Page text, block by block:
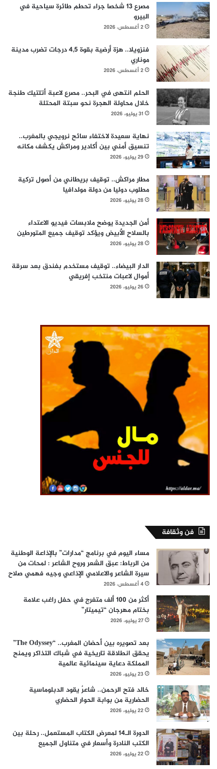
مصرع 13 شخصا جراء تحطم طائرة سياحية في
البيرو
2 أغسطس، 2026
فنزويلا.. هزة أرضية بقوة 4,5 درجات تضرب مدينة
موناري
2 أغسطس، 2026
الحلم انتهى في البحر.. مصرع لاعبة أتلتيك طنجة
خلال محاولة الهجرة نحو سبتة المحتلة
31 يوليو، 2026
نهاية سعيدة لاختفاء سائح نرويجي بالمغرب..
تنسيق أمني بين أكادير ومراكش يكشف مكانه
29 يوليو، 2026
مطار مراكش.. توقيف بريطاني من أصول تركية
مطلوب دوليا من دولة مولدافيا
28 يوليو، 2026
أمن الجديدة يوضح ملابسات فيديو الاعتداء
بالسلاح الأبيض ويؤكد توقيف جميع المتورطين
28 يوليو، 2026
الدار البيضاء.. توقيف مستخدم بفندق بعد سرقة
أموال لاعبات منتخب إفريقي
26 يوليو، 2026
فن وثقافة
مساء اليوم في برنامج “مدارات” بالإذاعة الوطنية
من الرباط: عبق الشعر وروح الشاعر : لمحات من
سيرة الشاعر والاعلامي الإذاعي وجيه فهمي صلاح
4 أغسطس، 2026
أكثر من 100 ألف متفرج في حفل راغب علامة
بختام مهرجان “تيميتار”
27 يوليو، 2026
بعد تصويره بين أحضان المغرب.. “The Odyssey”
يحقق انطلاقة تاريخية في شباك التذاكر ويمنح
المملكة دعاية سينمائية عالمية
23 يوليو، 2026
خالد فتح الرحمن.. شاعرٌ يقود الدبلوماسية
الحضارية من بوابة الحوار الحضاري
22 يوليو، 2026
الدورة الـ14 لمعرض الكتاب المستعمل.. رحلة بين
الكتب النادرة وأسعار في متناول الجميع
22 يوليو، 2026